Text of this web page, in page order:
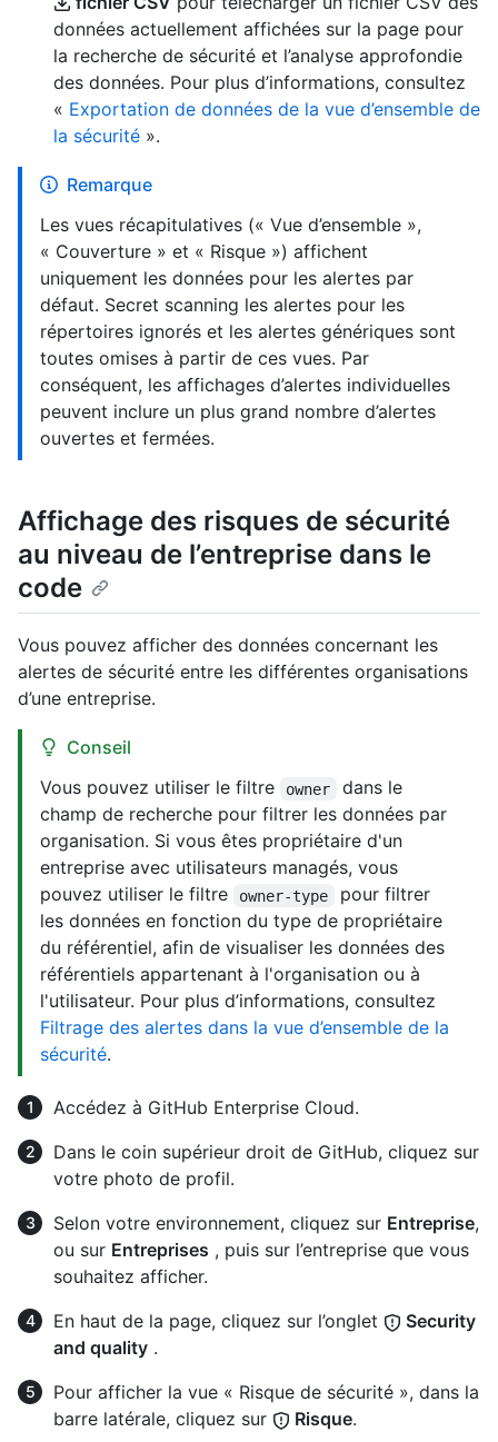
données actuellement affichées sur la page pour
la recherche de sécurité et l’analyse approfondie
des données. Pour plus d’informations, consultez
« Exportation de données de la vue d’ensemble de
la sécurité ».
Remarque
Les vues récapitulatives (« Vue d’ensemble »,
« Couverture » et « Risque ») affichent
uniquement les données pour les alertes par
défaut. Secret scanning les alertes pour les
répertoires ignorés et les alertes génériques sont
toutes omises à partir de ces vues. Par
conséquent, les affichages d’alertes individuelles
peuvent inclure un plus grand nombre d’alertes
ouvertes et fermées.
Affichage des risques de sécurité
au niveau de l’entreprise dans le
code
Vous pouvez afficher des données concernant les
alertes de sécurité entre les différentes organisations
d’une entreprise.
Conseil
Vous pouvez utiliser le filtre
owner
dans le
champ de recherche pour filtrer les données par
organisation. Si vous êtes propriétaire d'un
entreprise avec utilisateurs managés, vous
pouvez utiliser le filtre
owner-type
pour filtrer
les données en fonction du type de propriétaire
du référentiel, afin de visualiser les données des
référentiels appartenant à l'organisation ou à
l'utilisateur. Pour plus d’informations, consultez
Filtrage des alertes dans la vue d’ensemble de la
sécurité.
Accédez à GitHub Enterprise Cloud.
Dans le coin supérieur droit de GitHub, cliquez sur
votre photo de profil.
Selon votre environnement, cliquez sur Entreprise,
ou sur Entreprises , puis sur l’entreprise que vous
souhaitez afficher.
En haut de la page, cliquez sur l’onglet
Security
and quality .
Pour afficher la vue « Risque de sécurité », dans la
barre latérale, cliquez sur
Risque.